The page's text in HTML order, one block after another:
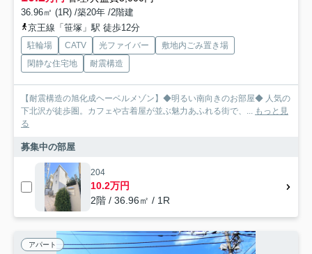
36.96㎡ (1R) /築20年 /2階建
京王線「笹塚」駅 徒歩12分
駐輪場 CATV 光ファイバー
敷地内ごみ置き場
閑静な住宅地
耐震構造
【耐震構造の旭化成ヘーベルメゾン】◆明るい南向きのお部屋◆ 人気の
下北沢が徒歩圏。カフェや古着屋が並ぶ魅力あふれる街で、... もっと見
る
募集中の部屋
204
10.2万円
2階 / 36.96㎡ / 1R
アパート